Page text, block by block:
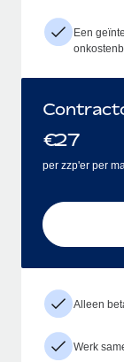
Een
€27
per zzp'er per
Alleen
Werk